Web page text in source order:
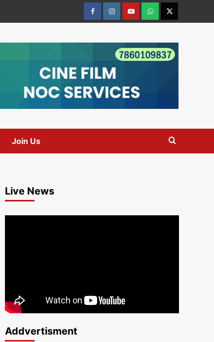
FacebookInstagramyoutubeWhatsTwitter
Join Us
Live News
Addvertisment